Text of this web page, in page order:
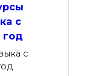
с
год
с